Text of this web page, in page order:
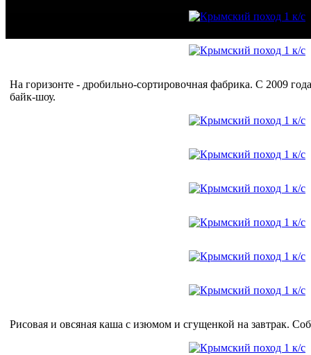
На горизонте - дробильно-сортировочная фабрика. С 2009
байк-шоу.
Рисовая и овсяная каша с изюмом и сгущенкой на завтрак.